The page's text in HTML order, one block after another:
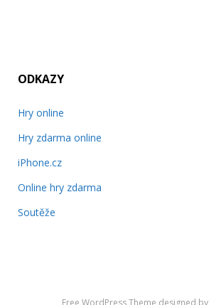
ODKAZY
Hry online
Hry zdarma online
iPhone.cz
Online hry zdarma
Soutěže
Free WordPress Theme designed by